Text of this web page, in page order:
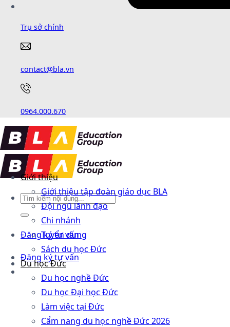
Trụ sở chính
contact@bla.vn
0964.000.670
Đăng ký tư vấn
Đăng ký tư vấn
Giới thiệu
Giới thiệu tập đoàn giáo dục BLA
Đội ngũ lãnh đạo
Chi nhánh
Tuyển dụng
Sách du học Đức
Du học Đức
Du học nghề Đức
Du học Đại học Đức
Làm việc tại Đức
Cẩm nang du học nghề Đức 2026